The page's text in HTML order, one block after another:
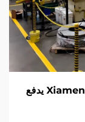
فريق التوازن في Xiamen Tongchengjianhui يدفع